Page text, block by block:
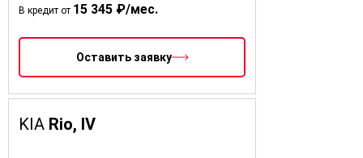
В кредит от 15 345 ₽/мес.
Оставить заявку
KIA Rio, IV